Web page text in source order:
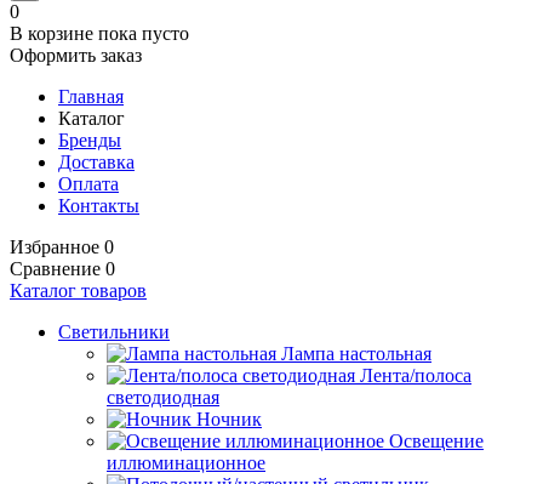
0
В корзине пока пусто
Оформить заказ
Главная
Каталог
Бренды
Доставка
Оплата
Контакты
Избранное 0
Сравнение 0
Каталог товаров
Светильники
Лампа настольная
Лента/полоса
светодиодная
Ночник
Освещение
иллюминационное